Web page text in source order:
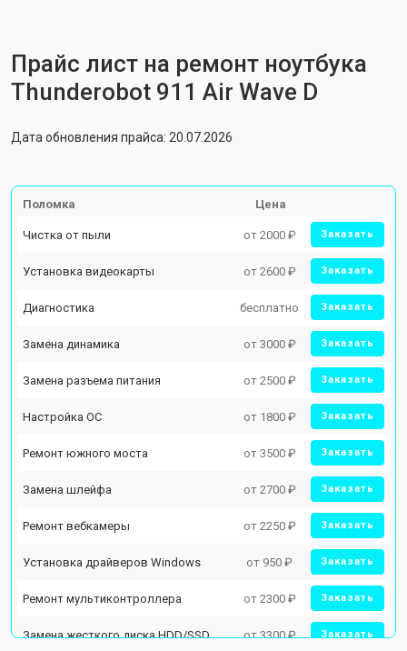
Прайс лист на ремонт ноутбука
Thunderobot 911 Air Wave D
Дата обновления прайса: 20.07.2026
Поломка Цена
Чистка от пыли от 2000 ₽ Заказать
Установка видеокарты от 2600 ₽ Заказать
Диагностика бесплатно Заказать
Замена динамика от 3000 ₽ Заказать
Замена разъема питания от 2500 ₽ Заказать
Настройка ОС от 1800 ₽ Заказать
Ремонт южного моста от 3500 ₽ Заказать
Замена шлейфа от 2700 ₽ Заказать
Ремонт вебкамеры от 2250 ₽ Заказать
Установка драйверов Windows от 950 ₽ Заказать
Ремонт мультиконтроллера от 2300 ₽ Заказать
Замена жесткого диска HDD/SSD от 3300 ₽ Заказать